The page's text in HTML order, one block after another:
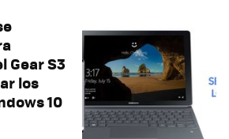
Gear S3
los
10